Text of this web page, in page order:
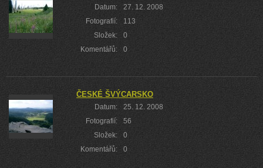
Datum:
27. 12. 2008
Fotografií:
113
Složek:
0
Komentářů:
0
ČESKÉ ŠVÝCARSKO
Datum:
25. 12. 2008
Fotografií:
56
Složek:
0
Komentářů:
0